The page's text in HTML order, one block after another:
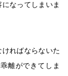
なってしまいま
ればならないた
離ができてしま